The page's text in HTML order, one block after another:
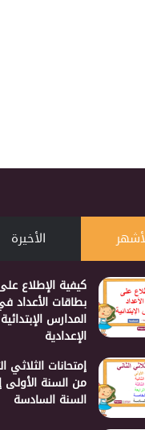
الأخيرة
كيفية الإطلاع
بطاقات الأعداد
المدارس
الإعدادية
إمتحانات الثلاثي
من السنة الأولى
السنة السادسة